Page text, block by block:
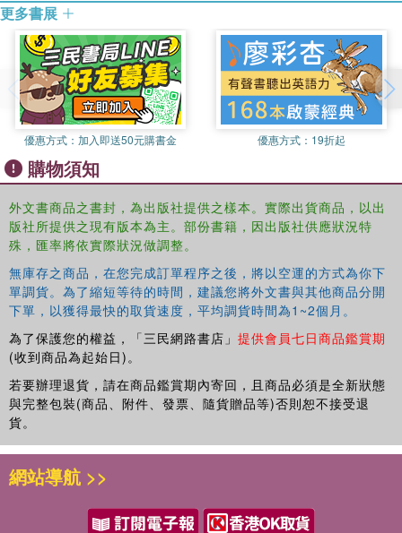
更多書展
優惠方式： 加入即送50元購書金 優惠方式： 19折起
購物須知
外文書商品之書封，為出版社提供之樣本。實際出貨商品，以出
版社所提供之現有版本為主。部份書籍，因出版社供應狀況特
殊，匯率將依實際狀況做調整。
無庫存之商品，在您完成訂單程序之後，將以空運的方式為你下
單調貨。為了縮短等待的時間，建議您將外文書與其他商品分開
下單，以獲得最快的取貨速度，平均調貨時間為1~2個月。
為了保護您的權益，「三民網路書店」 提供會員七日商品鑑賞期
(收到商品為起始日)。
若要辦理退貨，請在商品鑑賞期內寄回，且商品必須是全新狀態
與完整包裝(商品、附件、發票、隨貨贈品等)否則恕不接受退
貨。
網站導航 >>